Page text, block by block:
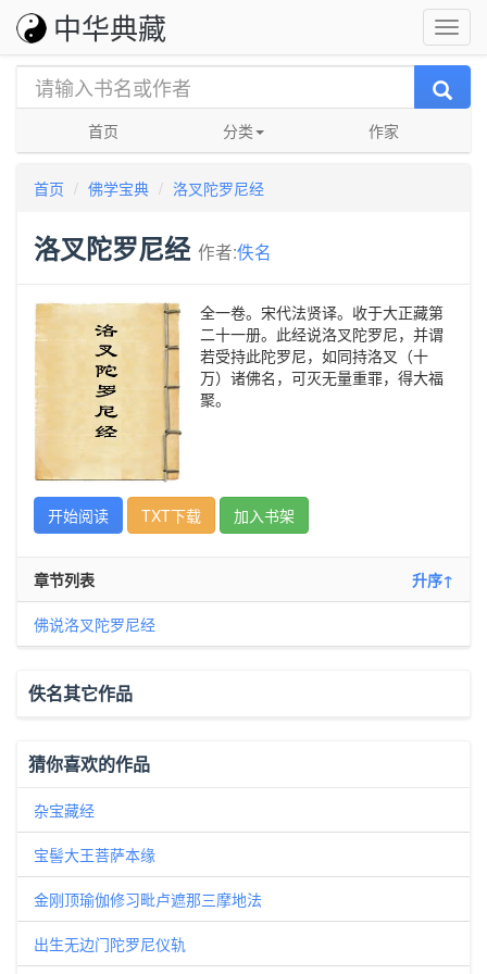
中华典藏
首页 分类 作家
首页 佛学宝典 洛叉陀罗尼经
洛叉陀罗尼经 作者:佚名
全一卷。宋代法贤译。收于大正藏第
二十一册。此经说洛叉陀罗尼，并谓
若受持此陀罗尼，如同持洛叉（十
万）诸佛名，可灭无量重罪，得大福
聚。
开始阅读 TXT下载 加入书架
章节列表 升序↑
佛说洛叉陀罗尼经
佚名其它作品
猜你喜欢的作品
杂宝藏经
宝髻大王菩萨本缘
金刚顶瑜伽修习毗卢遮那三摩地法
出生无边门陀罗尼仪轨